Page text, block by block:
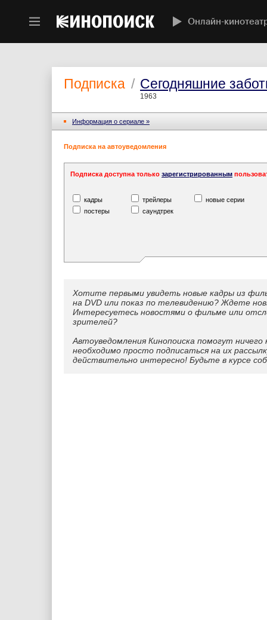
Онлайн-
Подписка / Сегодняшние
1963
Информация o сериале »
Подписка на автоуведомления
Подписка доступна только зарегистрированным
кадры трейлеры
новые серии
постеры
саундтрек
Хотите первыми увидеть новые кадры из
на DVD или показ по телевидению? Ждете
Интересуетесь новостями о фильме или
зрителей?
Автоуведомления Кинопоиска помогут
необходимо просто подписаться на их
действительно интересно! Будьте в курсе